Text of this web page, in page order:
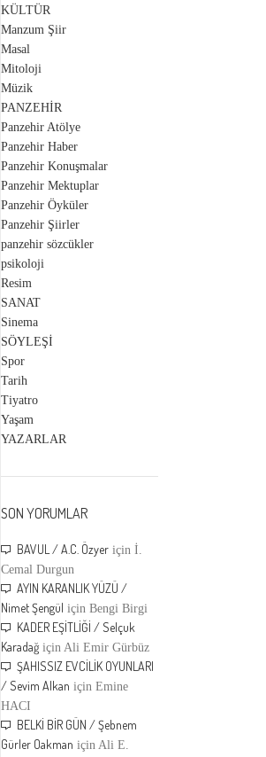
KÜLTÜR
Manzum Şiir
Masal
Mitoloji
Müzik
PANZEHİR
Panzehir Atölye
Panzehir Haber
Panzehir Konuşmalar
Panzehir Mektuplar
Panzehir Öyküler
Panzehir Şiirler
panzehir sözcükler
psikoloji
Resim
SANAT
Sinema
SÖYLEŞİ
Spor
Tarih
Tiyatro
Yaşam
YAZARLAR
SON YORUMLAR
BAVUL / A.C. Özyer içinİ.
Cemal Durgun
AYIN KARANLIK YÜZÜ /
Nimet Şengül içinBengi Birgi
KADER EŞİTLİĞİ / Selçuk
Karadağ içinAli Emir Gürbüz
ŞAHISSIZ EVCİLİK OYUNLARI
/ Sevim Alkan içinEmine
HACI
BELKİ BİR GÜN / Şebnem
Gürler Oakman içinAli E.